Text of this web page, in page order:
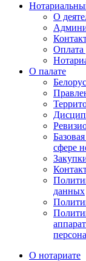
О
Оплата
О палате
сфере
данных
О нотариате